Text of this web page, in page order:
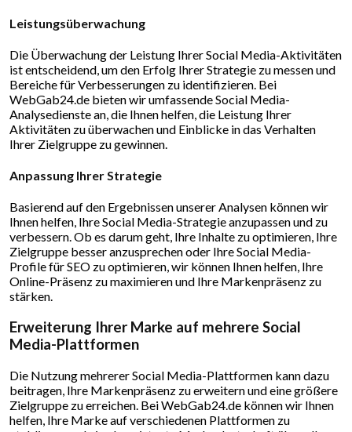
Leistungsüberwachung
Die Überwachung der Leistung Ihrer Social Media-Aktivitäten
ist entscheidend, um den Erfolg Ihrer Strategie zu messen und
Bereiche für Verbesserungen zu identifizieren. Bei
WebGab24.de bieten wir umfassende Social Media-
Analysedienste an, die Ihnen helfen, die Leistung Ihrer
Aktivitäten zu überwachen und Einblicke in das Verhalten
Ihrer Zielgruppe zu gewinnen.
Anpassung Ihrer Strategie
Basierend auf den Ergebnissen unserer Analysen können wir
Ihnen helfen, Ihre Social Media-Strategie anzupassen und zu
verbessern. Ob es darum geht, Ihre Inhalte zu optimieren, Ihre
Zielgruppe besser anzusprechen oder Ihre Social Media-
Profile für SEO zu optimieren, wir können Ihnen helfen, Ihre
Online-Präsenz zu maximieren und Ihre Markenpräsenz zu
stärken.
Erweiterung Ihrer Marke auf mehrere Social
Media-Plattformen
Die Nutzung mehrerer Social Media-Plattformen kann dazu
beitragen, Ihre Markenpräsenz zu erweitern und eine größere
Zielgruppe zu erreichen. Bei WebGab24.de können wir Ihnen
helfen, Ihre Marke auf verschiedenen Plattformen zu